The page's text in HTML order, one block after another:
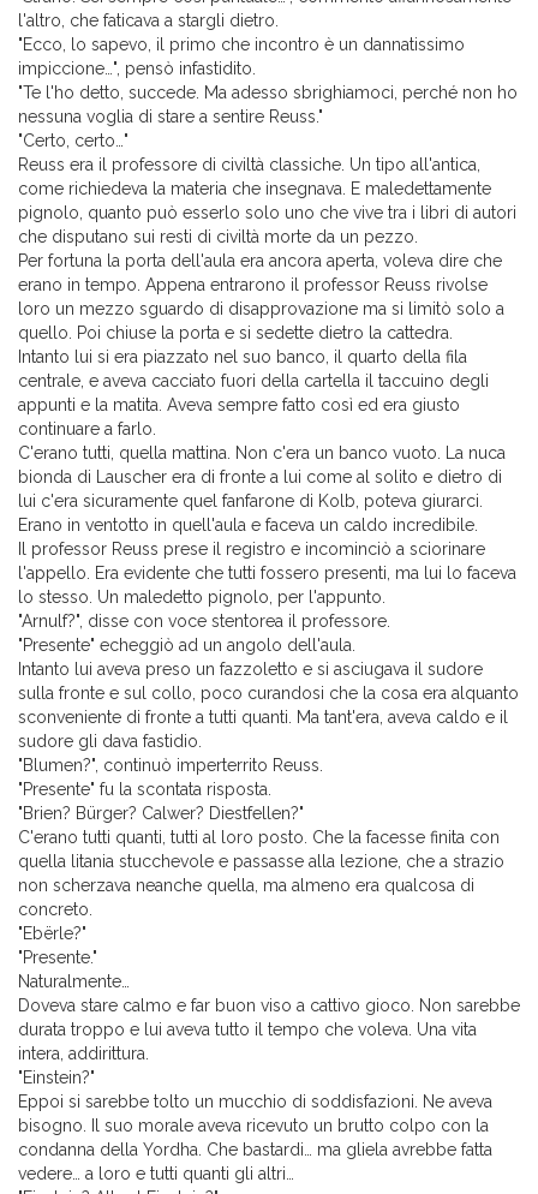
l'altro, che faticava a stargli dietro.
"Ecco, lo sapevo, il primo che incontro è un dannatissimo
impiccione…", pensò infastidito.
"Te l'ho detto, succede. Ma adesso sbrighiamoci, perché non ho
nessuna voglia di stare a sentire Reuss."
"Certo, certo…"
Reuss era il professore di civiltà classiche. Un tipo all'antica,
come richiedeva la materia che insegnava. E maledettamente
pignolo, quanto può esserlo solo uno che vive tra i libri di autori
che disputano sui resti di civiltà morte da un pezzo.
Per fortuna la porta dell'aula era ancora aperta, voleva dire che
erano in tempo. Appena entrarono il professor Reuss rivolse
loro un mezzo sguardo di disapprovazione ma si limitò solo a
quello. Poi chiuse la porta e si sedette dietro la cattedra.
Intanto lui si era piazzato nel suo banco, il quarto della fila
centrale, e aveva cacciato fuori della cartella il taccuino degli
appunti e la matita. Aveva sempre fatto così ed era giusto
continuare a farlo.
C'erano tutti, quella mattina. Non c'era un banco vuoto. La nuca
bionda di Lauscher era di fronte a lui come al solito e dietro di
lui c'era sicuramente quel fanfarone di Kolb, poteva giurarci.
Erano in ventotto in quell'aula e faceva un caldo incredibile.
Il professor Reuss prese il registro e incominciò a sciorinare
l'appello. Era evidente che tutti fossero presenti, ma lui lo faceva
lo stesso. Un maledetto pignolo, per l'appunto.
"Arnulf?", disse con voce stentorea il professore.
"Presente" echeggiò ad un angolo dell'aula.
Intanto lui aveva preso un fazzoletto e si asciugava il sudore
sulla fronte e sul collo, poco curandosi che la cosa era alquanto
sconveniente di fronte a tutti quanti. Ma tant'era, aveva caldo e il
sudore gli dava fastidio.
"Blumen?", continuò imperterrito Reuss.
"Presente" fu la scontata risposta.
"Brien? Bürger? Calwer? Diestfellen?"
C'erano tutti quanti, tutti al loro posto. Che la facesse finita con
quella litania stucchevole e passasse alla lezione, che a strazio
non scherzava neanche quella, ma almeno era qualcosa di
concreto.
"Ebërle?"
"Presente."
Naturalmente…
Doveva stare calmo e far buon viso a cattivo gioco. Non sarebbe
durata troppo e lui aveva tutto il tempo che voleva. Una vita
intera, addirittura.
"Einstein?"
Eppoi si sarebbe tolto un mucchio di soddisfazioni. Ne aveva
bisogno. Il suo morale aveva ricevuto un brutto colpo con la
condanna della Yordha. Che bastardi… ma gliela avrebbe fatta
vedere… a loro e tutti quanti gli altri…